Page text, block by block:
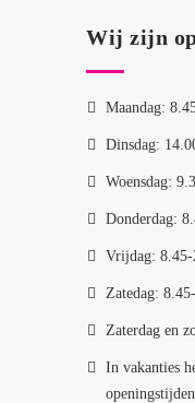
Wij zijn
Maandag:
Dinsdag:
Woensdag:
Donderdag:
Vrijdag: 8.45-
Zatedag:
Zaterdag en
In vakanties
openingstijden